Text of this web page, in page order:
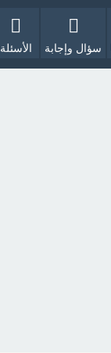
سؤال وإجابة الأسئلة